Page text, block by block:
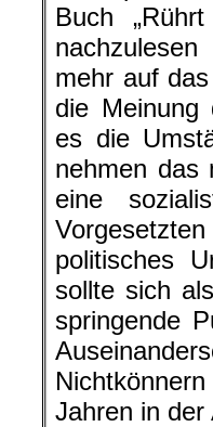
Buch
mehr auf
die Meinung
es die
nehmen das
eine
politisches
sollte sich
springende
Jahren in